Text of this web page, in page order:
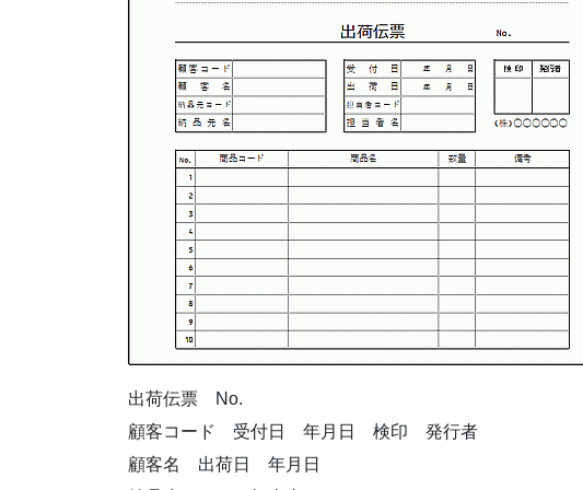
出荷伝票 No.
顧客コード 受付日 年月日 検印 発行者
顧客名 出荷日 年月日